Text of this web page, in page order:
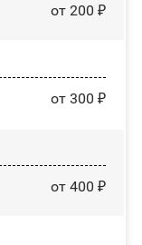
от 200 ₽
от 300 ₽
от 400 ₽